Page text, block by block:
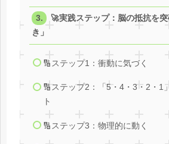
🚀実践ステップ：脳の抵抗を
き」
🔢ステップ1：衝動に気づく
🔢ステップ2：「5・4・3・2・1
ト
🔢ステップ3：物理的に動く